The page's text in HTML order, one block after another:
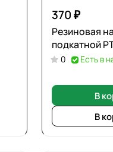
370 ₽
Резиновая
подкатной
0 Есть в
В
В